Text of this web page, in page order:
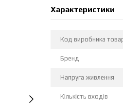
Характеристики
Код виробника
Бренд
Напруга живлення
Кількість входів